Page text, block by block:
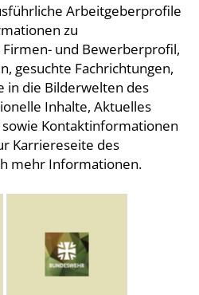
Arbeitgeberprofile
zu
und Bewerberprofil,
gesuchte Fachrichtungen,
in die Bilderwelten des
Inhalte, Aktuelles
Kontaktinformationen
Karriereseite des
mehr Informationen.